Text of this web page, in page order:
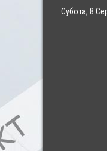
Субота, 8